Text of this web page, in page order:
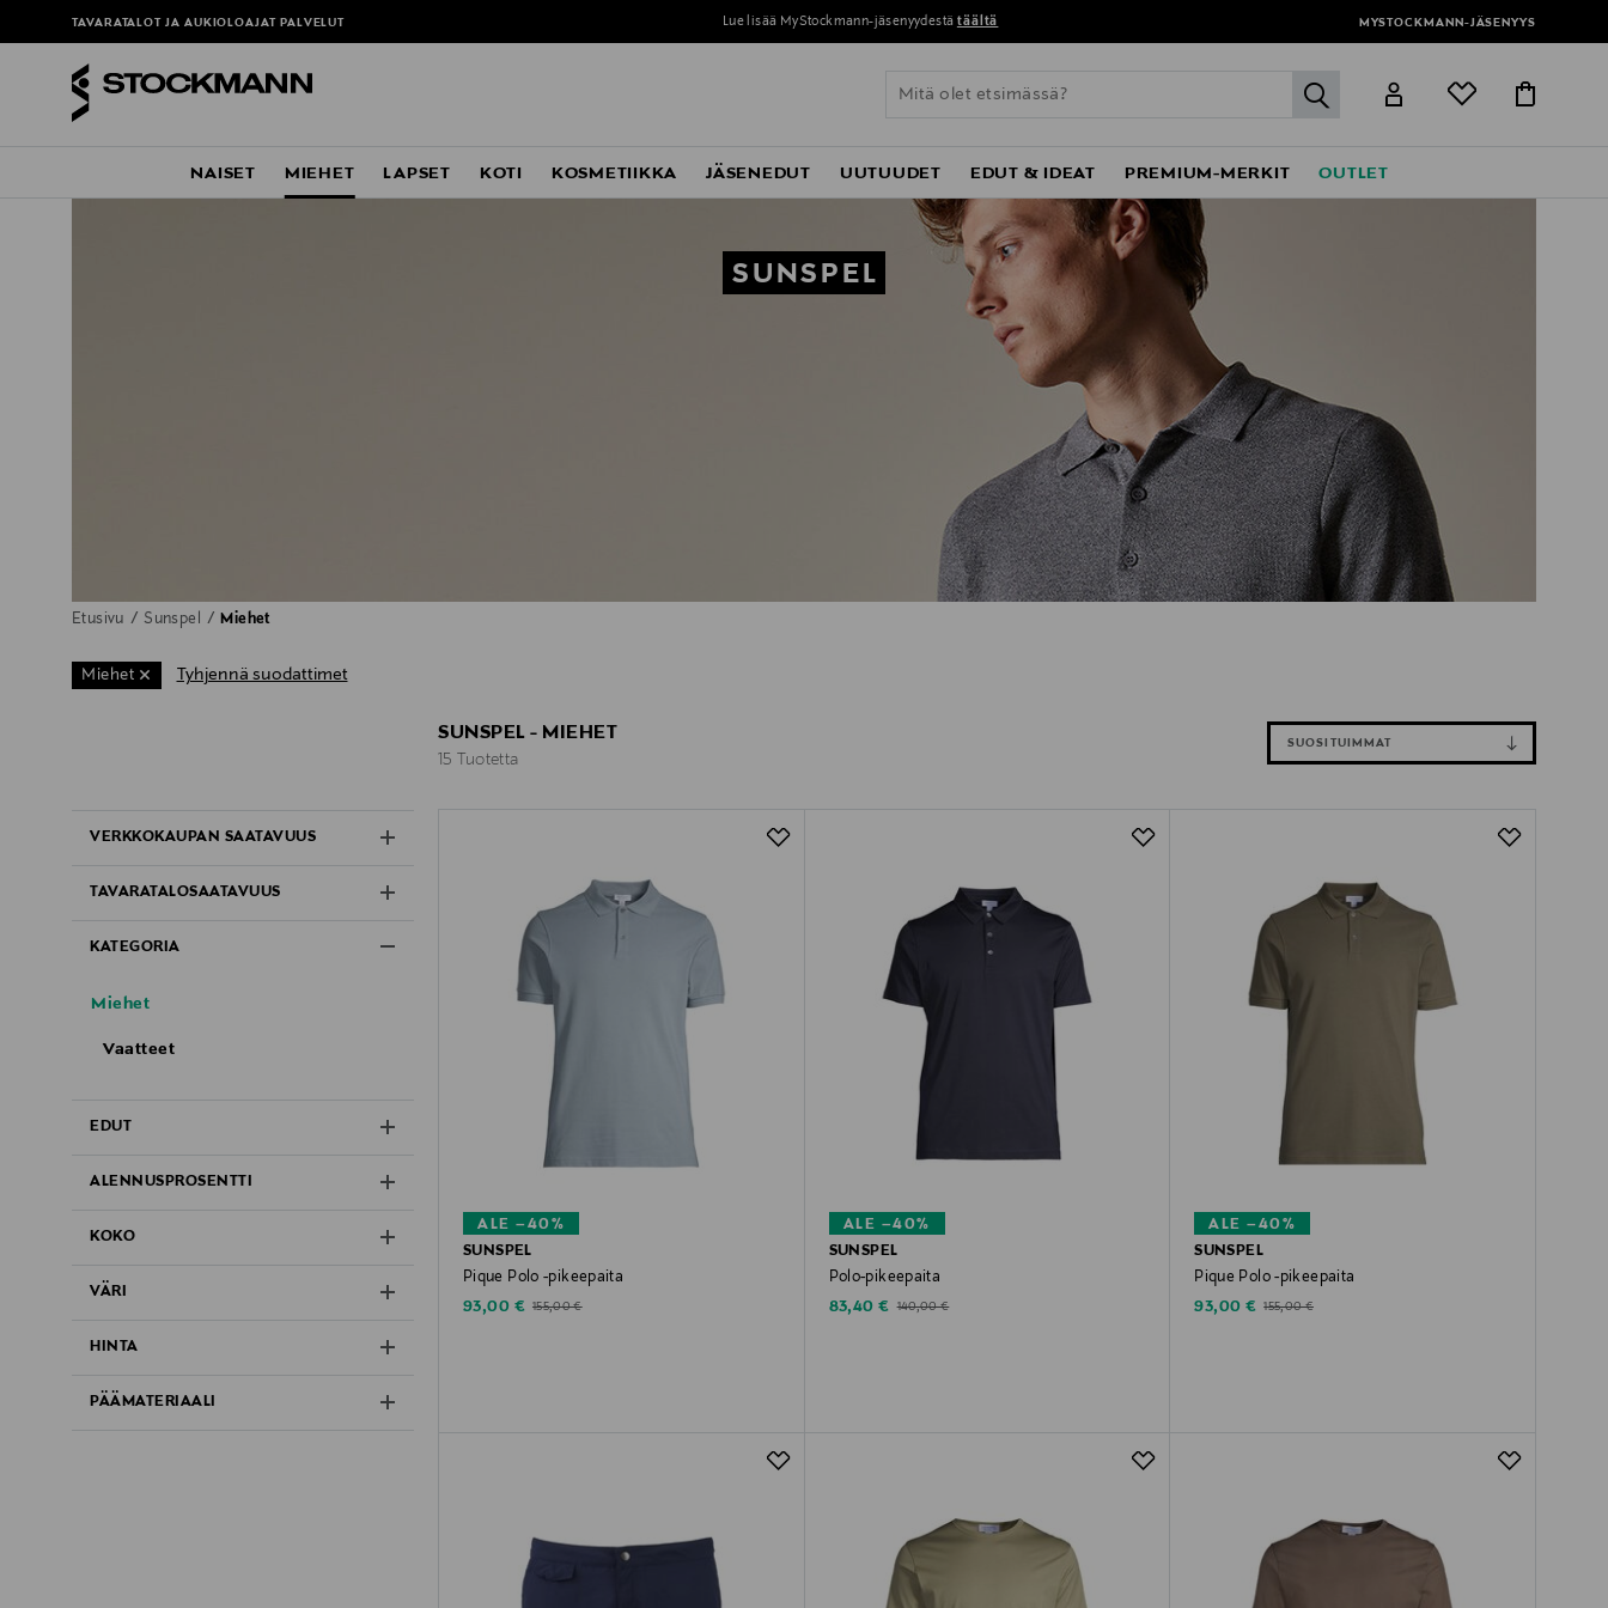
TAVARATALOT JA AUKIOLOAJAT PALVELUT Lue lisää MyStockmann-jäsenyydestä täältä MYSTOCKMANN-JÄSENYYS
label.header.go
NAISET MIEHET LAPSET KOTI KOSMETIIKKA JÄSENEDUT UUTUUDET EDUT & IDEAT PREMIUM-MERKIT OUTLET
Etusivu Sunspel Miehet
SUNSPEL
Miehet Tyhjennä suodattimet
VERKKOKAUPAN SAATAVUUS
TAVARATALOSAATAVUUS
KATEGORIA
Miehet
Vaatteet
EDUT
ALENNUSPROSENTTI
KOKO
VÄRI
HINTA
PÄÄMATERIAALI
SUNSPEL - MIEHET
15 Tuotetta
SUOSITUIMMAT
ALE –40%
SUNSPEL
Pique Polo -pikeepaita
Discounted Price
93,00 € Original Price
155,00 €
ALE –40%
SUNSPEL
Polo-pikeepaita
Discounted Price
83,40 € Original Price
140,00 €
ALE –40%
SUNSPEL
Pique Polo -pikeepaita
Discounted Price
93,00 € Original Price
155,00 €